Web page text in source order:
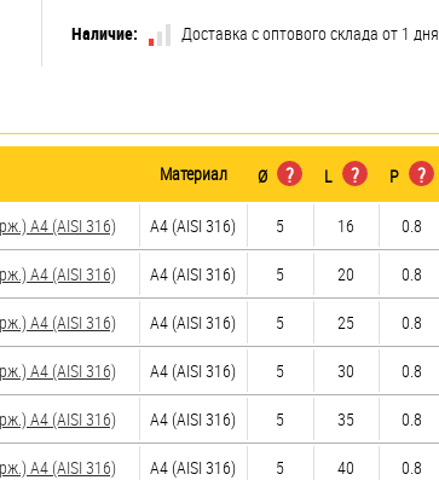
Наличие:
Доставка с оптового склада от 1 дня
Материал Ø ? L ? P ?
A4 (AISI 316)
A4 (AISI 316) 5 16 0.8
A4 (AISI 316) A4 (AISI 316) 5 20 0.8
A4 (AISI 316) A4 (AISI 316) 5 25 0.8
A4 (AISI 316) A4 (AISI 316) 5 30 0.8
A4 (AISI 316) A4 (AISI 316) 5 35 0.8
A4 (AISI 316) A4 (AISI 316) 5 40 0.8